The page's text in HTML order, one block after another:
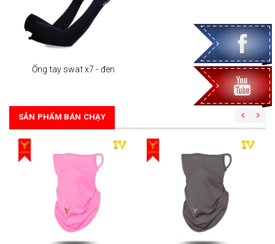
Ống tay swat x7 - đen
SẢN PHẨM BÁN CHẠY